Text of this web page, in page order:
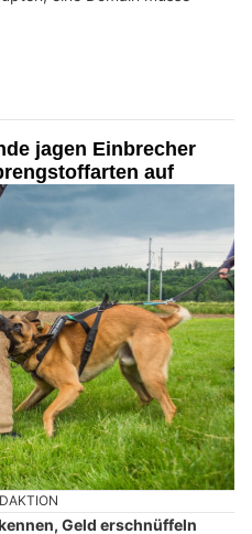
jagen Einbrecher
auf
Geld erschnüffeln